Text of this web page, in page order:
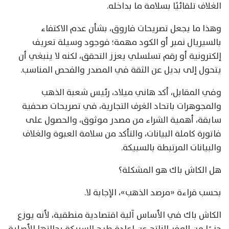
الغلاف تلقائيًا بسلامة ما بداخله.
وهذا ما يجعل تصريحات فاروق، بشأن عدم الاكتفاء
بالسيريال نمبر أو الكود مهمة؛ فوجود وسيلة تعريف
إلكترونية أو رقم تسلسلي يعزز التحقق، لكنه لا ينبغي أن
يتحول إلى بديل عن الثقة في المصدر والفحص المناسب.
وفي المقابل، أكد هاني ميلاد، رئيس شعبة الذهب
والمجوهرات باتحاد الغرف التجارية، في تصريحات صحفية
سابقة، أهمية الشراء من مصدر موثوق، والحصول على
فاتورة كاملة البيانات، والتأكد من سلامة العبوة والغلاف
والبيانات المرتبطة بالسبيكة.
هل الكاش باك هو المشكلة؟
بحسب قراءة «مرصد الذهب»، الإجابة لا.
الكاش باك في الأساس آلية اقتصادية منطقية، لأنه يوزع